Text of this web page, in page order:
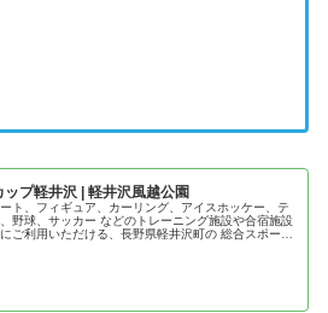
ップ軽井沢 | 軽井沢風越公園
ト、フィギュア、カーリング、アイスホッケー、テ
野球、サッカー などのトレーニング施設や合宿施設
ご利用いただける、長野県軽井沢町の 総合スポーツ